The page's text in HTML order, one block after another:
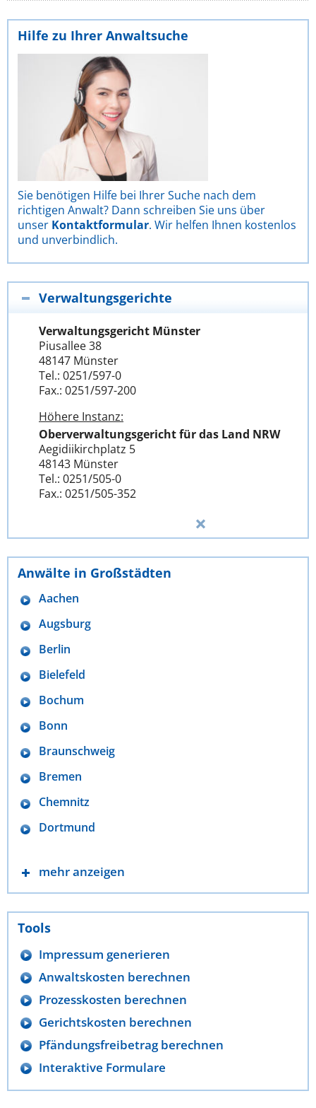
Hilfe zu Ihrer Anwaltsuche
Sie benötigen Hilfe bei Ihrer Suche nach dem
richtigen Anwalt? Dann schreiben Sie uns über
unser Kontaktformular. Wir helfen Ihnen kostenlos
und unverbindlich.
Verwaltungsgerichte
Verwaltungsgericht Münster
Piusallee 38
48147 Münster
Tel.: 0251/597-0
Fax.: 0251/597-200
Höhere Instanz:
Oberverwaltungsgericht für das Land NRW
Aegidiikirchplatz 5
48143 Münster
Tel.: 0251/505-0
Fax.: 0251/505-352
Anwälte in Großstädten
Aachen
Augsburg
Berlin
Bielefeld
Bochum
Bonn
Braunschweig
Bremen
Chemnitz
Dortmund
mehr anzeigen
Tools
Impressum generieren
Anwaltskosten berechnen
Prozesskosten berechnen
Gerichtskosten berechnen
Pfändungsfreibetrag berechnen
Interaktive Formulare